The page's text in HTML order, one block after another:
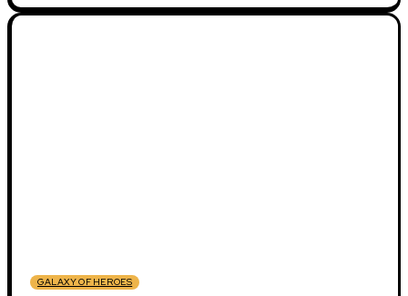
GALAXY OF HEROES